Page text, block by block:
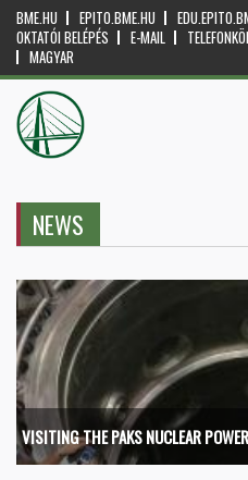
BME.HU EPITO.BME.HU
OKTATÓI BELÉPÉS
E-MAIL
MAGYAR
NEWS
VISITING THE PAKS NUCLEAR